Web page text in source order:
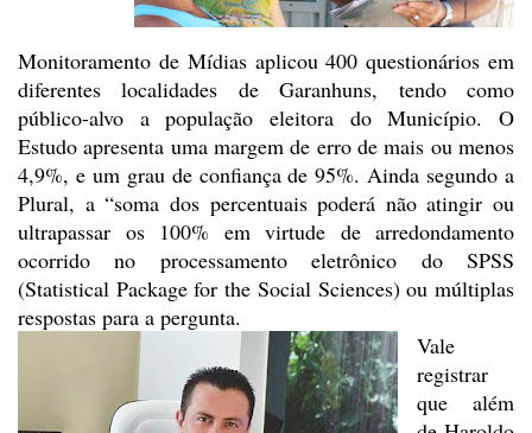
Monitoramento de Mídias aplicou 400 questionários em
diferentes localidades de Garanhuns, tendo como
público-alvo a população eleitora doMunicípio. O
Estudo apresenta uma margem de erro de mais ou menos
4,9%, e um grau de confiança de 95%. Ainda segundo a
Plural, a “soma dos percentuais poderá não atingir ou
ultrapassar os 100% em virtude de arredondamento
ocorrido no processamento eletrônico do SPSS
(Statistical Package for the Social Sciences) ou múltiplas
respostas para a pergunta.
Vale
registrar
que além